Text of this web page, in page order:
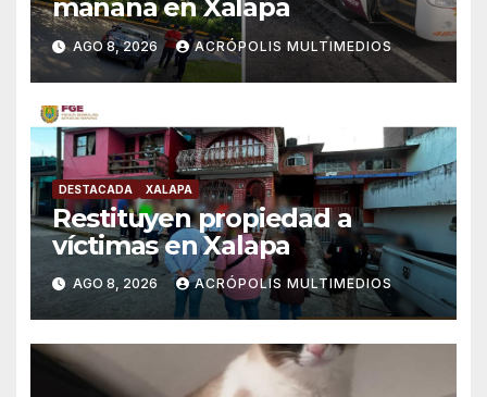
mañana en Xalapa
AGO 8, 2026 ACRÓPOLIS MULTIMEDIOS
DESTACADA XALAPA
Restituyen propiedad a
víctimas en Xalapa
AGO 8, 2026 ACRÓPOLIS MULTIMEDIOS